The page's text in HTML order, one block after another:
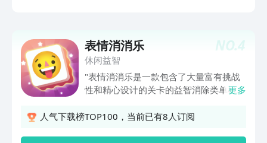
NO.4
表情消消乐
休闲益智
"表情消消乐是一款包含了大量富有挑战
性和精心设计的关卡的益智消除类单机游
体验！ 游戏特色： -丰富的游戏关卡: 多
更多
人气下载榜TOP100，当前已有8人订阅